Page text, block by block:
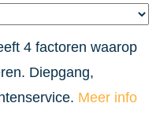
4 factoren waarop
Diepgang,
Meer info